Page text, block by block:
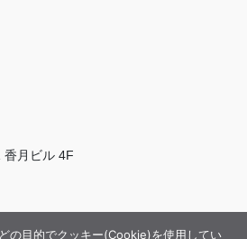
香月ビル 4F
の目的でクッキー(Cookie)を使用してい